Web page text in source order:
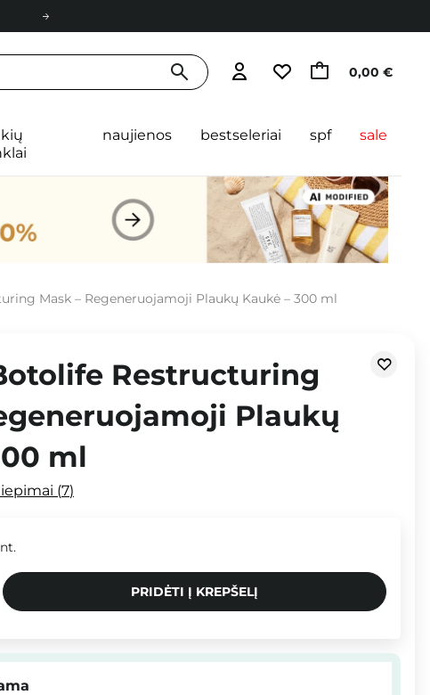
0,00 €
naujienos bestseleriai spf sale
Mask – Regeneruojamoji Plaukų Kaukė – 300 ml
Restructuring
Plaukų
ml
7
PRIDĖTI Į KREPŠELĮ